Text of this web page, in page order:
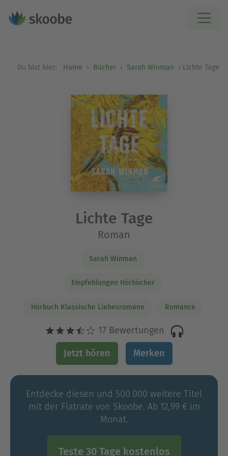
Du bist hier: Home Bücher Sarah Winman Lichte Tage
Lichte Tage
Roman
Sarah Winman
Empfehlungen Hörbücher
Hörbuch Klassische Liebesromane Romance
17 Bewertungen
Jetzt hören Merken
Entdecke diesen und 500.000 weitere Titel
mit der Flatrate von Skoobe. Ab 12,99 € im
Monat.
Teste 30 Tage kostenlos